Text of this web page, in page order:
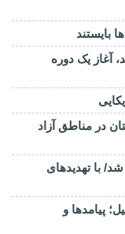
بایستند
آغاز یک دوره
در مناطق آزاد
شد/ با تهدیدهای
پیامدها و